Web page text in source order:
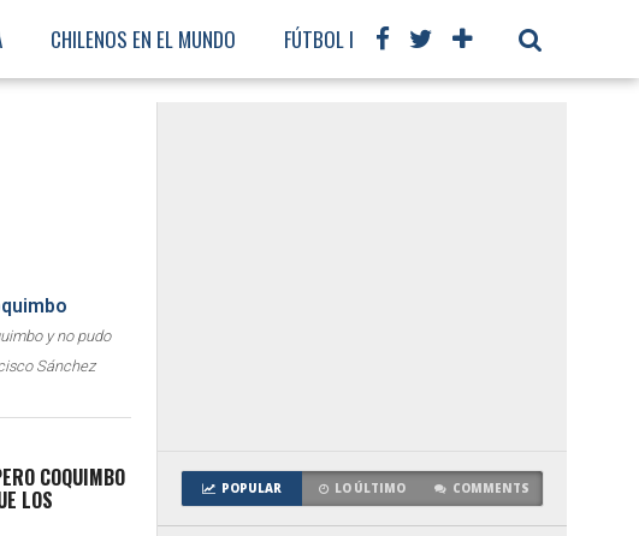
CHILENOS EN EL MUNDO FÚTBOL INTERNACIONAL
y no pudo
Sánchez
COQUIMBO
LOS POPULAR LO ÚLTIMO COMMENTS